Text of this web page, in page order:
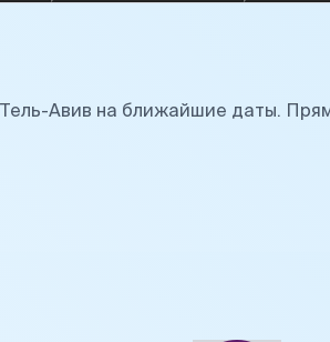
Авив на ближайшие даты.